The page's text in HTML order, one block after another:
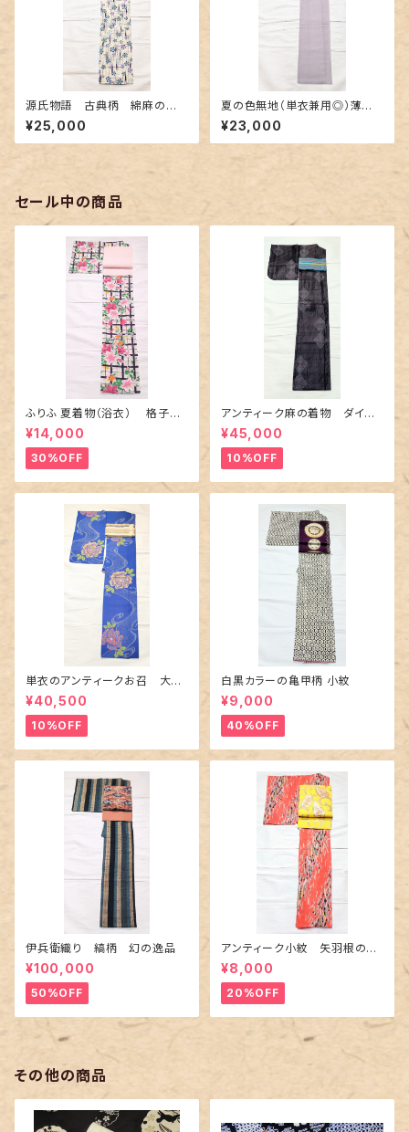
源氏物語 古典柄 綿麻の浴
衣 紅型調
¥25,000
夏の色無地（単衣兼用◎）薄紫
色
¥23,000
セール中の商品
ふりふ 夏着物（浴衣） 格子に
百合や秋草花
¥14,000
30%OFF
アンティーク麻の着物 ダイヤ
に市松柄の上布
¥45,000
10%OFF
単衣のアンティークお召 大輪
の薔薇柄柄
¥40,500
10%OFF
白黒カラーの亀甲柄 小紋
¥9,000
40%OFF
伊兵衛織り 縞柄 幻の逸品
¥100,000
50%OFF
アンティーク小紋 矢羽根の地
紋に短冊柄 裄６６cm
¥8,000
20%OFF
その他の商品